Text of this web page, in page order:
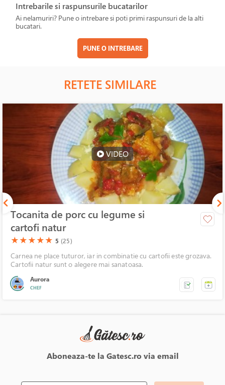
Intrebarile si raspunsurile bucatarilor
Ai nelamuriri? Pune o intrebare si poti primi raspunsuri de la alti
bucatari.
PUNE O INTREBARE
RETETE SIMILARE
VIDEO
Tocanita de porc cu legume si
cartofi natur
(*)
★(*)
★(*)
★(*)
★(*)
★ 5 (25)
Carnea ne place tuturor, iar in combinatie cu cartofii este grozava.
Cartofii natur sunt o alegere mai sanatoasa.
Aurora
CHEF
Aboneaza-te la Gatesc.ro via email